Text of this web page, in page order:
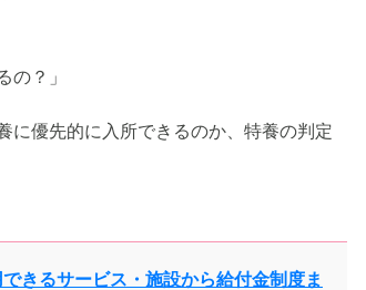
？」
に優先的に入所できるのか、特養の判定
きるサービス・施設から給付金制度ま